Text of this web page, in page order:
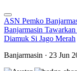
ASN Pemko
Banjarmasin
Diamuk Si Jago Merah
Banjarmasin · 23 Jun